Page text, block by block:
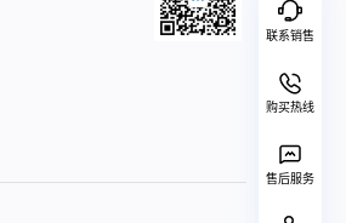
联系销售
购买热线
售后服务
如何开启绿幕功能？